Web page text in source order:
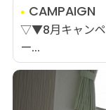
CAMPAIGN
▽▼8月キャンペ
ー...